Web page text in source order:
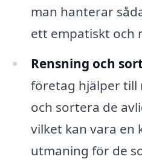
man hanterar
ett empatiskt och
Rensning och
företag hjälper till
och sortera de
vilket kan vara en
utmaning för de